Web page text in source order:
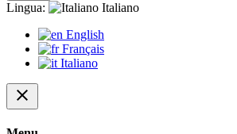
Lingua:
Italiano
English
Français
Italiano
close